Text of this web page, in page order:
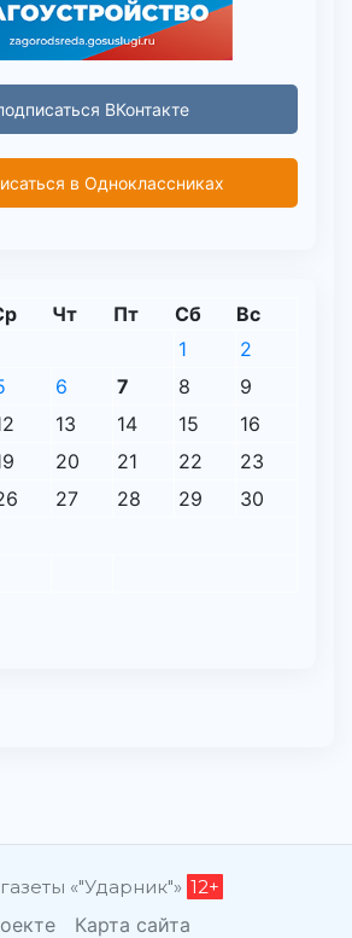
ВКонтакте
в Одноклассниках
Чт Пт Сб Вс
1
2
6 7 8
9
13 14 15
16
20 21 22
23
27 28 29
30
«"Ударник"» 12+
Карта сайта